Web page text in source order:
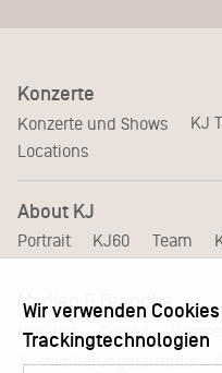
Konzerte
Konzerte und Shows KJ
Locations
About KJ
Portrait KJ60 Team
Medien & Branche
Booking Presse
Akkreditierungsformular –
Wir verwenden
Trackingtechnologien